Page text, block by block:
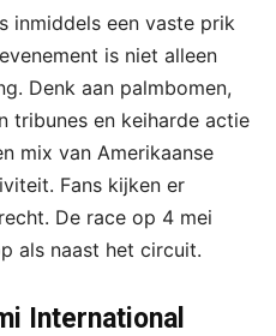
inmiddels een vaste prik
is niet alleen
Denk aan palmbomen,
tribunes en keiharde actie
mix van Amerikaanse
Fans kijken er
De race op 4 mei
als naast het circuit.
International